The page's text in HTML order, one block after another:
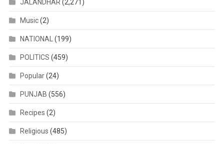
JALANDHAR(2,271)
Music(2)
NATIONAL(199)
POLITICS (459)
Popular(24)
PUNJAB (556)
Recipes (2)
Religious (485)